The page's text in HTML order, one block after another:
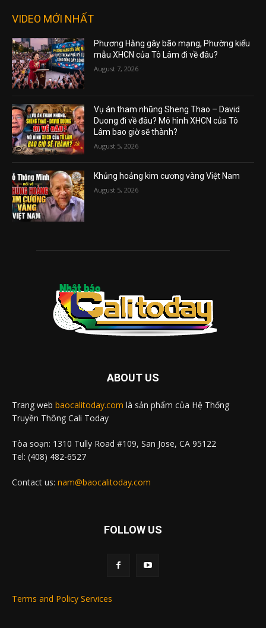
VIDEO MỚI NHẤT
Phương Hằng gây bão mạng, Phường kiểu
mẫu XHCN của Tô Lâm đi về đâu?
August 7, 2026
Vụ án tham nhũng Sheng Thao – David
Duong đi về đâu? Mô hình XHCN của Tô
Lâm bao giờ sẽ thành?
August 5, 2026
Khủng hoảng kim cương vàng Việt Nam
August 5, 2026
ABOUT US
Trang web baocalitoday.com là sản phẩm của Hệ Thống
Truyền Thông Cali Today
Tòa soạn: 1310 Tully Road #109, San Jose, CA 95122
Tel: (408) 482-6527
Contact us: nam@baocalitoday.com
FOLLOW US
Terms and Policy Services